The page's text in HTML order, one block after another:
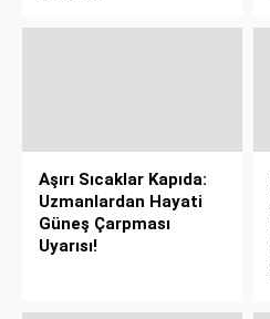
Aşırı Sıcaklar Kapıda:
Uzmanlardan Hayati
Güneş Çarpması
Uyarısı!